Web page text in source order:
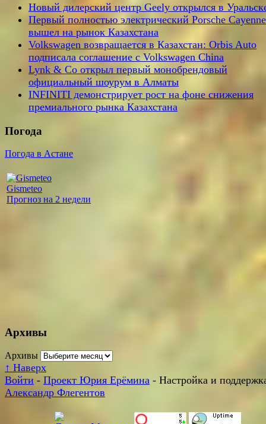
Новый дилерский центр Geely открылся в
Первый полностью электрический Porsche Cayenne
вышел на рынок Казахстана
Volkswagen возвращается в Казахстан: Orbis Auto
подписала соглашение с Volkswagen China
Lynk & Co открыл первый монобрендовый
официальный шоурум в Алматы
INFINITI демонстрирует рост на фоне снижения
премиального рынка Казахстана
Погода
Погода в Астане
Gismeteo
Прогноз на 2 недели
Архивы
Архивы
↑ Наверх
Войти - Проект Юрия Ерёмина - Настройка и
Александр Флегентов